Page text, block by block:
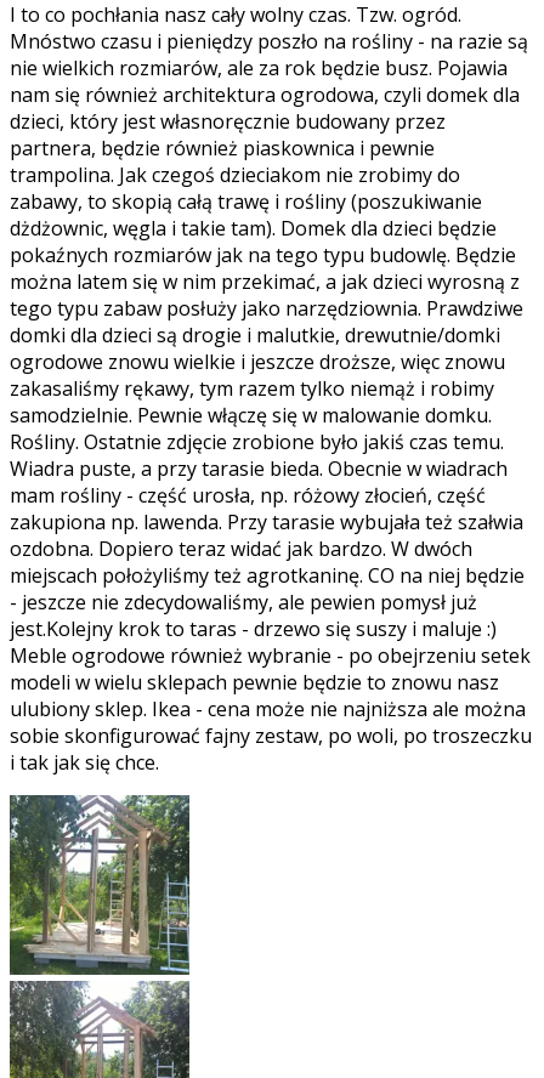
I to co pochłania nasz cały wolny czas. Tzw. ogród.
Mnóstwo czasu i pieniędzy poszło na rośliny - na razie są
nie wielkich rozmiarów, ale za rok będzie busz. Pojawia
nam się również architektura ogrodowa, czyli domek dla
dzieci, który jest własnoręcznie budowany przez
partnera, będzie również piaskownica i pewnie
trampolina. Jak czegoś dzieciakom nie zrobimy do
zabawy, to skopią całą trawę i rośliny (poszukiwanie
dżdżownic, węgla i takie tam). Domek dla dzieci będzie
pokaźnych rozmiarów jak na tego typu budowlę. Będzie
można latem się w nim przekimać, a jak dzieci wyrosną z
tego typu zabaw posłuży jako narzędziownia. Prawdziwe
domki dla dzieci są drogie i malutkie, drewutnie/domki
ogrodowe znowu wielkie i jeszcze droższe, więc znowu
zakasaliśmy rękawy, tym razem tylko niemąż i robimy
samodzielnie. Pewnie włączę się w malowanie domku.
Rośliny. Ostatnie zdjęcie zrobione było jakiś czas temu.
Wiadra puste, a przy tarasie bieda. Obecnie w wiadrach
mam rośliny - część urosła, np. różowy złocień, część
zakupiona np. lawenda. Przy tarasie wybujała też szałwia
ozdobna. Dopiero teraz widać jak bardzo. W dwóch
miejscach położyliśmy też agrotkaninę. CO na niej będzie
- jeszcze nie zdecydowaliśmy, ale pewien pomysł już
jest.Kolejny krok to taras - drzewo się suszy i maluje :)
Meble ogrodowe również wybranie - po obejrzeniu setek
modeli w wielu sklepach pewnie będzie to znowu nasz
ulubiony sklep. Ikea - cena może nie najniższa ale można
sobie skonfigurować fajny zestaw, po woli, po troszeczku
i tak jak się chce.